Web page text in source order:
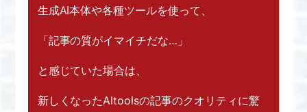
生成AI本体や各種ツールを使って、
「記事の質がイマイチだな…」
と感じていた場合は、
新しくなったAItoolsの記事のクオリティに驚